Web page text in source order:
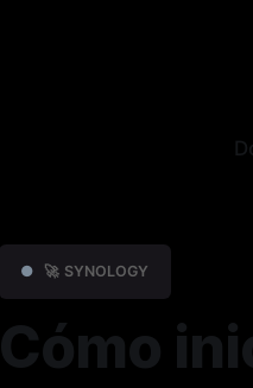
● 🚀 SYNOLOGY
Cómo